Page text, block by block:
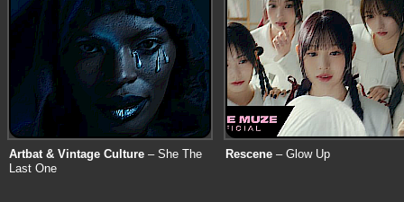
Artbat & Vintage Culture – She The
Last One
Rescene – Glow Up